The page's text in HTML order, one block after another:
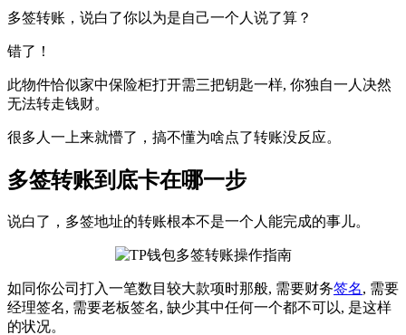
多签转账，说白了你以为是自己一个人说了算？
错了！
此物件恰似家中保险柜打开需三把钥匙一样, 你独自一人决然
无法转走钱财。
很多人一上来就懵了，搞不懂为啥点了转账没反应。
多签转账到底卡在哪一步
说白了，多签地址的转账根本不是一个人能完成的事儿。
如同你公司打入一笔数目较大款项时那般, 需要财务签名, 需要
经理签名, 需要老板签名, 缺少其中任何一个都不可以, 是这样
的状况。